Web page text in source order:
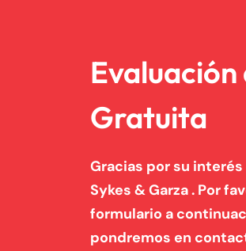
Evaluación
Gratuita
Gracias por su
Sykes & Garza . Por
formulario a
pondremos en